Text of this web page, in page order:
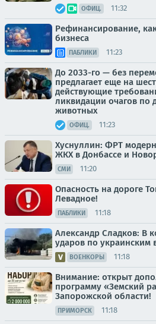
ОФИЦ. 11:32
Рефинансирование,
бизнеса
ПАБЛИКИ 11:23
До 2033-го — без
предлагает еще на
действующие
ликвидации очагов по
животных
ОФИЦ. 11:23
Хуснуллин: ФРТ
ЖКХ в Донбассе и
СМИ 11:20
Опасность на дороге
Левадное!
ПАБЛИКИ 11:18
Александр Сладков: В
ударов по украинским
ВОЕНКОРЫ 11:18
Внимание: открыт
программу «Земский
Запорожской области!
ПРИМОРСК 11:18